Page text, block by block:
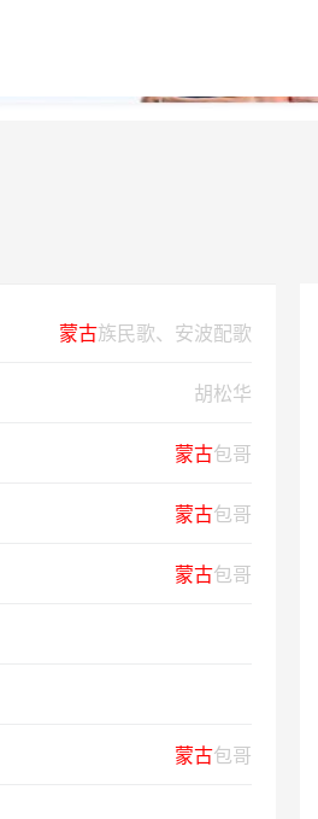
蒙古族民歌、安波配歌
胡松华
蒙古包哥
蒙古包哥
蒙古包哥
蒙古包哥